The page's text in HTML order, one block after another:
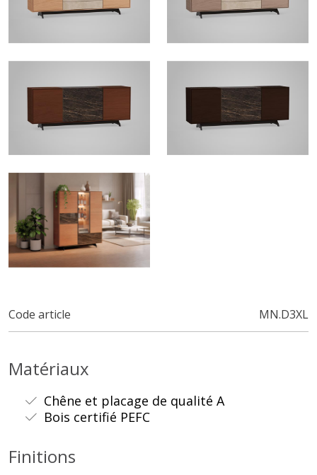
Code article MN.D3XL
Matériaux
Chêne et placage de qualité A
Bois certifié PEFC
Finitions